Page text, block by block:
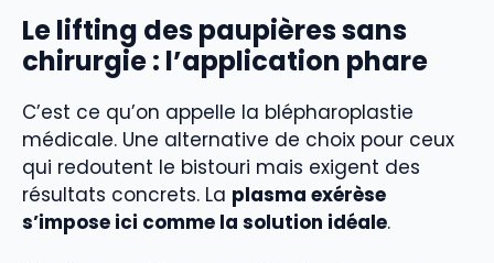
Le lifting des paupières sans
chirurgie : l’application phare
C’est ce qu’on appelle la blépharoplastie
médicale. Une alternative de choix pour ceux
qui redoutent le bistouri mais exigent des
résultats concrets. La plasma exérèse
s’impose ici comme la solution idéale.